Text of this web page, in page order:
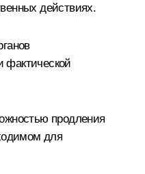
действиях.
фактической
продления
для